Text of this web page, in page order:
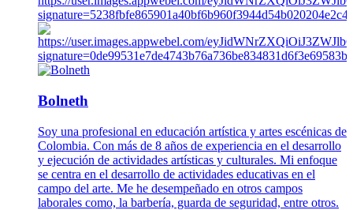
Bolneth
Soy una profesional en educación artística y artes escénicas de
Colombia. Con más de 8 años de experiencia en el desarrollo
y ejecución de actividades artísticas y culturales. Mi enfoque
se centra en el desarrollo de actividades educativas en el
campo del arte. Me he desempeñado en otros campos
laborales como, la barbería, guarda de seguridad, entre otros.